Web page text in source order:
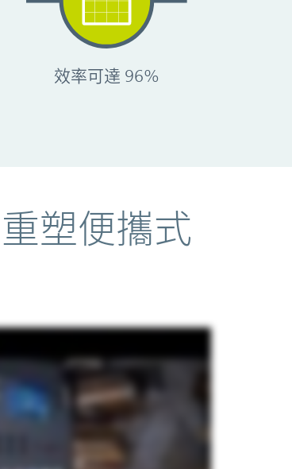
效率可達 96%
塑便攜式